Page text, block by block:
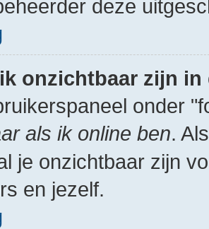
deze
onzichtbaar zijn
onder
als ik online ben.
je onzichtbaar zijn
en jezelf.